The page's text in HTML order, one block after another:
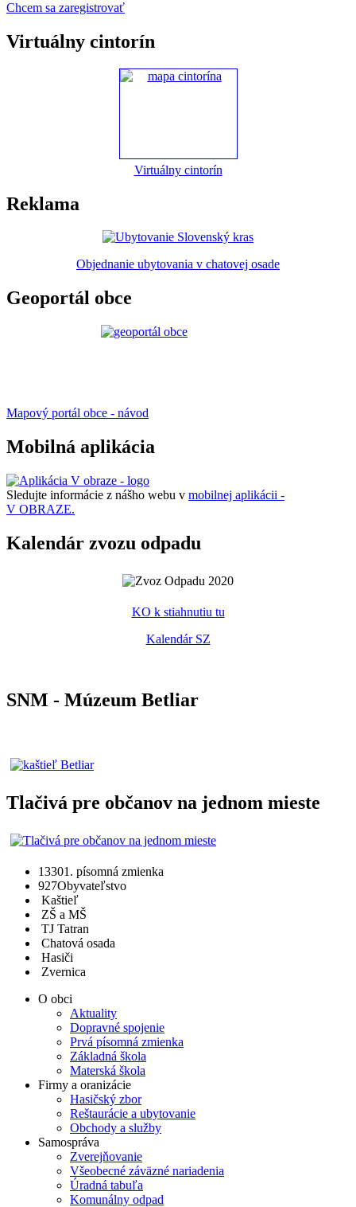
Chcem sa zaregistrovať
Virtuálny cintorín
Virtuálny cintorín
Reklama
Objednanie ubytovania v chatovej osade
Geoportál obce
Mapový portál obce - návod
Mobilná aplikácia
Sledujte informácie z nášho webu v mobilnej aplikácii -
V OBRAZE.
Kalendár zvozu odpadu
KO k stiahnutiu tu
Kalendár SZ
SNM - Múzeum Betliar
Tlačivá pre občanov na jednom mieste
13301. písomná zmienka
927Obyvateľstvo
Kaštieľ
ZŠ a MŠ
TJ Tatran
Chatová osada
Hasiči
Zvernica
O obci
Aktuality
Dopravné spojenie
Prvá písomná zmienka
Základná škola
Materská škola
Firmy a oranizácie
Hasičský zbor
Reštaurácie a ubytovanie
Obchody a služby
Samospráva
Zverejňovanie
Všeobecné záväzné nariadenia
Úradná tabuľa
Komunálny odpad